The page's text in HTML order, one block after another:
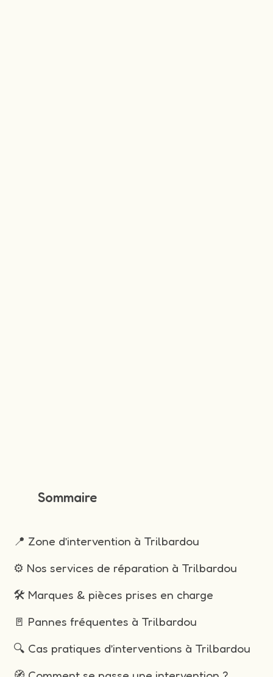
Sommaire
📍 Zone d’intervention à Trilbardou
⚙️ Nos services de réparation à Trilbardou
🛠️ Marques & pièces prises en charge
🚪 Pannes fréquentes à Trilbardou
🔍 Cas pratiques d’interventions à Trilbardou